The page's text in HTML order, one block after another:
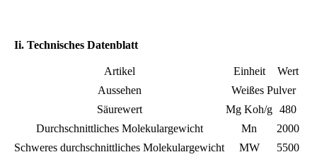
Ii. Technisches Datenblatt
Artikel Einheit
Wert
Aussehen
Weißes Pulver
Säurewert
Mg Koh/g 480
Durchschnittliches Molekulargewicht
Mn
2000
Schweres durchschnittliches Molekulargewicht
MW
5500